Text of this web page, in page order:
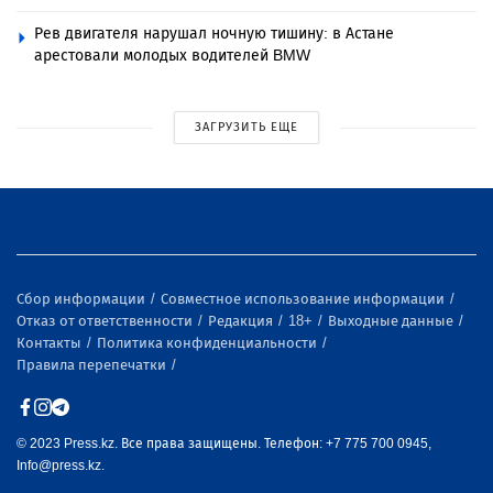
Рев двигателя нарушал ночную тишину: в Астане
арестовали молодых водителей BMW
ЗАГРУЗИТЬ ЕЩЕ
Сбор информации
Совместное использование информации
Отказ от ответственности
Редакция 18+
Выходные данные
Контакты
Политика конфиденциальности
Правила перепечатки
© 2023 Press.kz. Все права защищены. Телефон: +7 775 700 0945,
Info@press.kz.